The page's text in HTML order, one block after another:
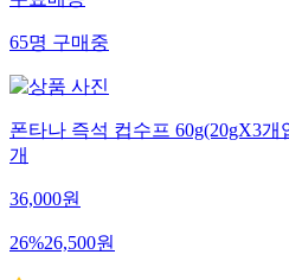
무료배송
65명구매중
폰타나 즉석 컵수프 60g(20gX3
개
36,000원
26%26,500원